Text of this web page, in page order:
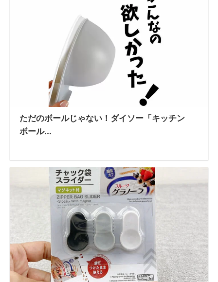
ただのボールじゃない！ダイソー「キッチン
ボール...